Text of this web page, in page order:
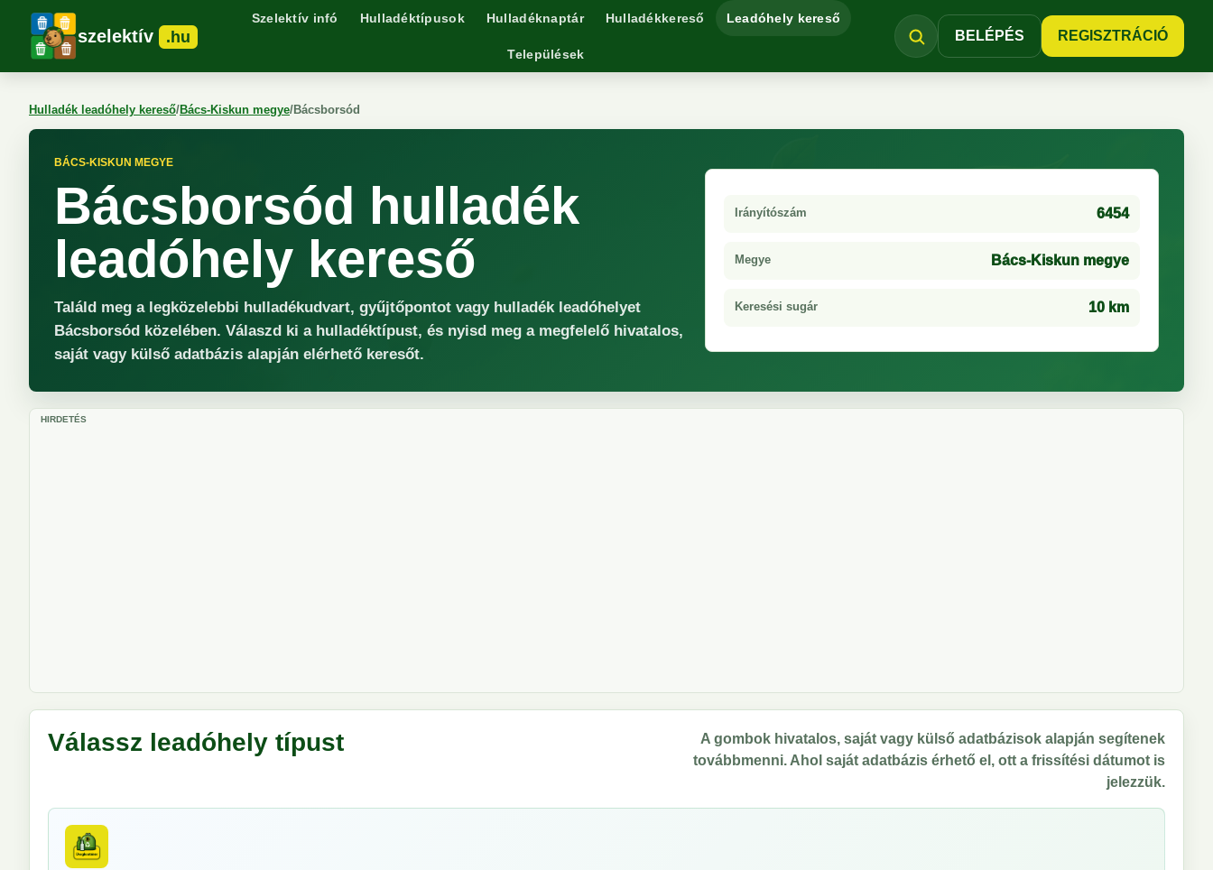
szelektív .hu
Szelektív infó Hulladéktípusok Hulladéknaptár Hulladékkereső Leadóhely kereső
Települések
BELÉPÉS REGISZTRÁCIÓ
Hulladék leadóhely kereső/Bács-Kiskun megye/Bácsborsód
BÁCS-KISKUN MEGYE
Bácsborsód hulladék
leadóhely kereső
Találd meg a legközelebbi hulladékudvart, gyűjtőpontot vagy hulladék leadóhelyet
Bácsborsód közelében. Válaszd ki a hulladéktípust, és nyisd meg a megfelelő hivatalos,
saját vagy külső adatbázis alapján elérhető keresőt.
Irányítószám 6454
Megye Bács-Kiskun megye
Keresési sugár 10 km
HIRDETÉS
Válassz leadóhely típust
A gombok hivatalos, saját vagy külső adatbázisok alapján segítenek
továbbmenni. Ahol saját adatbázis érhető el, ott a frissítési dátumot is
jelezzük.